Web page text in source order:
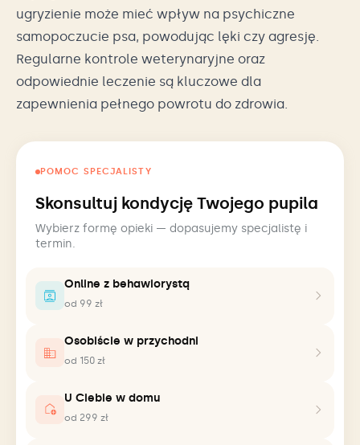
ugryzienie może mieć wpływ na psychiczne
samopoczucie psa, powodując lęki czy agresję.
Regularne kontrole weterynaryjne oraz
odpowiednie leczenie są kluczowe dla
zapewnienia pełnego powrotu do zdrowia.
POMOC SPECJALISTY
Skonsultuj kondycję Twojego pupila
Wybierz formę opieki — dopasujemy specjalistę i
termin.
Online z behawiorystą
od 99 zł
Osobiście w przychodni
od 150 zł
U Ciebie w domu
od 299 zł